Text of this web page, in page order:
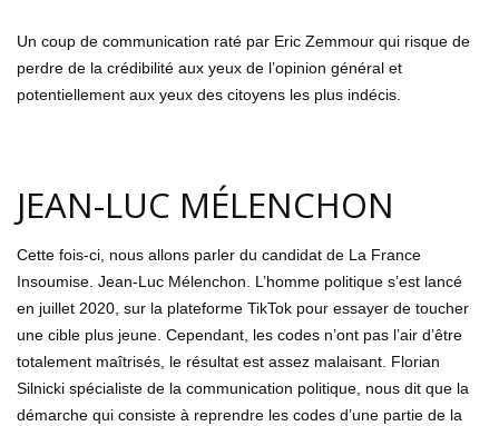
Un coup de communication raté par Eric Zemmour qui risque de
perdre de la crédibilité aux yeux de l’opinion général et
potentiellement aux yeux des citoyens les plus indécis.
JEAN-LUC MÉLENCHON
Cette fois-ci, nous allons parler du candidat de La France
Insoumise. Jean-Luc Mélenchon. L’homme politique s’est lancé
en juillet 2020, sur la plateforme TikTok pour essayer de toucher
une cible plus jeune. Cependant, les codes n’ont pas l’air d’être
totalement maîtrisés, le résultat est assez malaisant. Florian
Silnicki spécialiste de la communication politique, nous dit que la
démarche qui consiste à reprendre les codes d’une partie de la